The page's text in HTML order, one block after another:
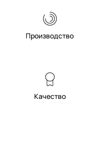
Производство
Качество